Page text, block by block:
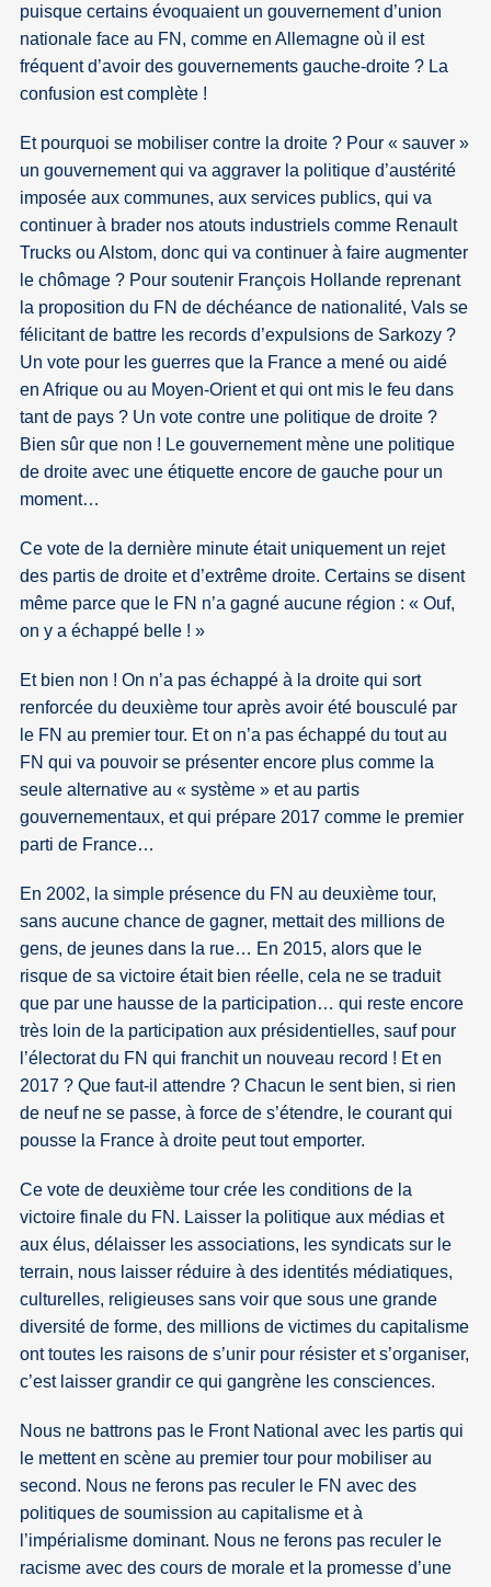
puisque certains évoquaient un gouvernement d’union
nationale face au FN, comme en Allemagne où il est
fréquent d’avoir des gouvernements gauche-droite ? La
confusion est complète !
Et pourquoi se mobiliser contre la droite ? Pour « sauver »
un gouvernement qui va aggraver la politique d’austérité
imposée aux communes, aux services publics, qui va
continuer à brader nos atouts industriels comme Renault
Trucks ou Alstom, donc qui va continuer à faire augmenter
le chômage ? Pour soutenir François Hollande reprenant
la proposition du FN de déchéance de nationalité, Vals se
félicitant de battre les records d’expulsions de Sarkozy ?
Un vote pour les guerres que la France a mené ou aidé
en Afrique ou au Moyen-Orient et qui ont mis le feu dans
tant de pays ? Un vote contre une politique de droite ?
Bien sûr que non ! Le gouvernement mène une politique
de droite avec une étiquette encore de gauche pour un
moment…
Ce vote de la dernière minute était uniquement un rejet
des partis de droite et d’extrême droite. Certains se disent
même parce que le FN n’a gagné aucune région : « Ouf,
on y a échappé belle ! »
Et bien non ! On n’a pas échappé à la droite qui sort
renforcée du deuxième tour après avoir été bousculé par
le FN au premier tour. Et on n’a pas échappé du tout au
FN qui va pouvoir se présenter encore plus comme la
seule alternative au « système » et au partis
gouvernementaux, et qui prépare 2017 comme le premier
parti de France…
En 2002, la simple présence du FN au deuxième tour,
sans aucune chance de gagner, mettait des millions de
gens, de jeunes dans la rue… En 2015, alors que le
risque de sa victoire était bien réelle, cela ne se traduit
que par une hausse de la participation… qui reste encore
très loin de la participation aux présidentielles, sauf pour
l’électorat du FN qui franchit un nouveau record ! Et en
2017 ? Que faut-il attendre ? Chacun le sent bien, si rien
de neuf ne se passe, à force de s’étendre, le courant qui
pousse la France à droite peut tout emporter.
Ce vote de deuxième tour crée les conditions de la
victoire finale du FN. Laisser la politique aux médias et
aux élus, délaisser les associations, les syndicats sur le
terrain, nous laisser réduire à des identités médiatiques,
culturelles, religieuses sans voir que sous une grande
diversité de forme, des millions de victimes du capitalisme
ont toutes les raisons de s’unir pour résister et s’organiser,
c’est laisser grandir ce qui gangrène les consciences.
Nous ne battrons pas le Front National avec les partis qui
le mettent en scène au premier tour pour mobiliser au
second. Nous ne ferons pas reculer le FN avec des
politiques de soumission au capitalisme et à
l’impérialisme dominant. Nous ne ferons pas reculer le
racisme avec des cours de morale et la promesse d’une